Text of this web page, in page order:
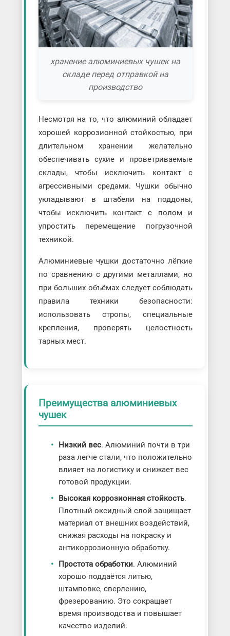
хранение алюминиевых чушек на
складе перед отправкой на
производство
Несмотря на то, что алюминий обладает
хорошей коррозионной стойкостью, при
длительном хранении желательно
обеспечивать сухие и проветриваемые
склады, чтобы исключить контакт с
агрессивными средами. Чушки обычно
укладывают в штабели на поддоны,
чтобы исключить контакт с полом и
упростить перемещение погрузочной
техникой.
Алюминиевые чушки достаточно лёгкие
по сравнению с другими металлами, но
при больших объёмах следует соблюдать
правила техники безопасности:
использовать стропы, специальные
крепления, проверять целостность
тарных мест.
Преимущества алюминиевых
чушек
Низкий вес. Алюминий почти в три
раза легче стали, что положительно
влияет на логистику и снижает вес
готовой продукции.
Высокая коррозионная стойкость.
Плотный оксидный слой защищает
материал от внешних воздействий,
снижая расходы на покраску и
антикоррозионную обработку.
Простота обработки. Алюминий
хорошо поддаётся литью,
штамповке, сверлению,
фрезерованию. Это сокращает
время производства и повышает
качество изделий.